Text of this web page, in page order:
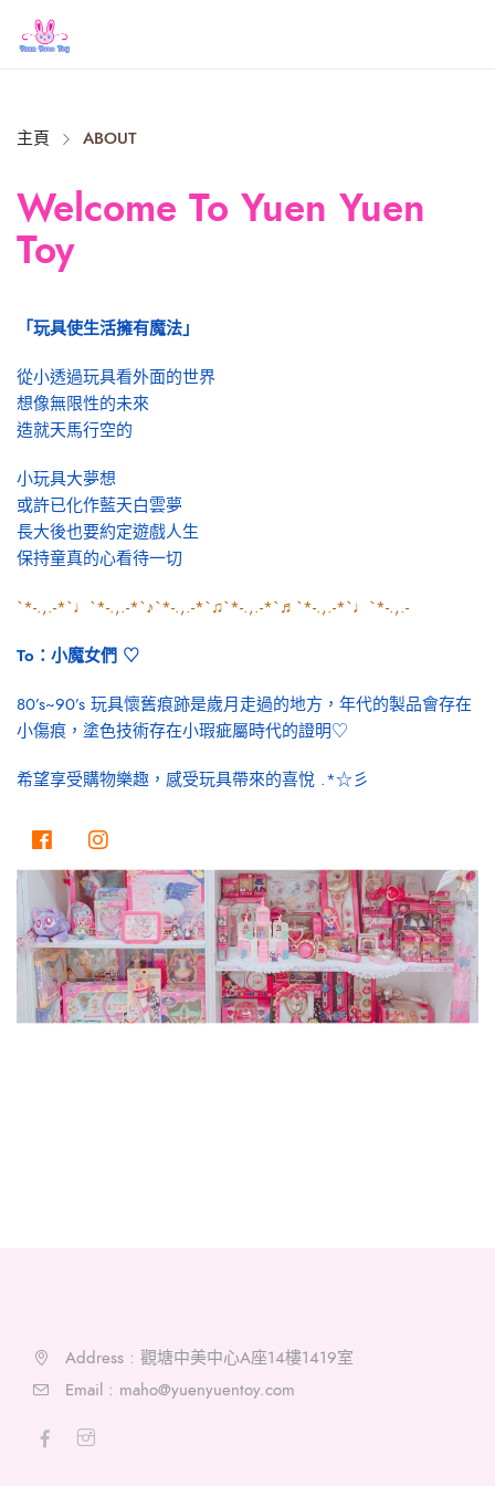
主頁 ABOUT
Welcome To Yuen Yuen
Toy
「玩具使生活擁有魔法」
從小透過玩具看外面的世界
想像無限性的未來
造就天馬行空的
小玩具大夢想
或許已化作藍天白雲夢
長大後也要約定遊戲人生
保持童真的心看待一切
`*-.,.-*`♩`*-.,.-*`♪`*-.,.-*`♫`*-.,.-*`♬`*-.,.-*`♩`*-.,.-
To：小魔女們 ♡
80’s~90’s 玩具懷舊痕跡是歲月走過的地方，年代的製品會存在
小傷痕，塗色技術存在小瑕疵屬時代的證明♡
希望享受購物樂趣，感受玩具帶來的喜悅 .*☆彡
Address : 觀塘中美中心A座14樓1419室
Email : maho@yuenyuentoy.com
Close